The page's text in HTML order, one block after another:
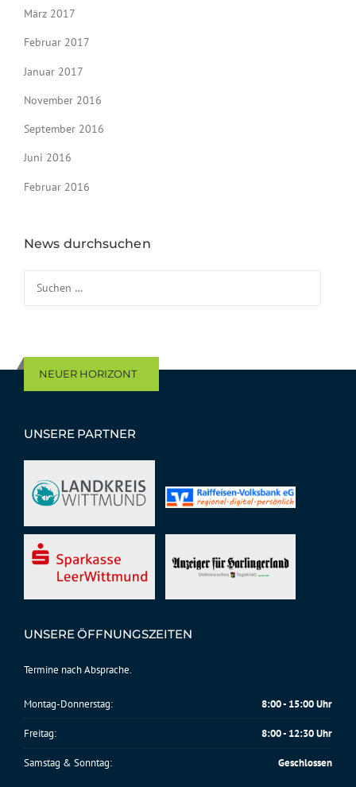
März 2017
Februar 2017
Januar 2017
November 2016
September 2016
Juni 2016
Februar 2016
News durchsuchen
NEUER HORIZONT
UNSERE PARTNER
UNSERE ÖFFNUNGSZEITEN
Termine nach Absprache.
Montag-Donnerstag: 8:00 - 15:00 Uhr
Freitag: 8:00 - 12:30 Uhr
Samstag & Sonntag: Geschlossen